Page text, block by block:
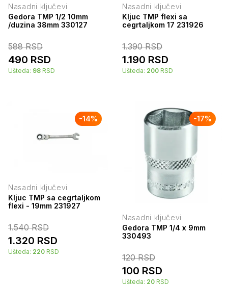
Nasadni ključevi
Gedora TMP 1/2 10mm
/duzina 38mm 330127
588 RSD
490 RSD
Ušteda: 98 RSD
Nasadni ključevi
Kljuc TMP flexi sa
cegrtaljkom 17 231926
1.390RSD
1.190 RSD
Ušteda: 200 RSD
-14%
Nasadni ključevi
Kljuc TMP sa cegrtaljkom
flexi - 19mm 231927
1.540RSD
1.320 RSD
Ušteda: 220 RSD
-17%
Nasadni ključevi
Gedora TMP 1/4 x 9mm
330493
120 RSD
100 RSD
Ušteda: 20 RSD